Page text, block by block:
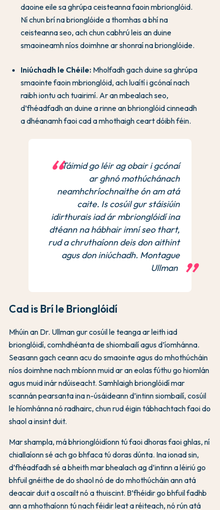
daoine eile sa ghrúpa ceisteanna faoin mbrionglóid.
Ní chun brí na brionglóide a thomhas a bhí na
ceisteanna seo, ach chun cabhrú leis an duine
smaoineamh níos doimhne ar shonraí na brionglóide.
Iniúchadh le Chéile: Mholfadh gach duine sa ghrúpa
smaointe faoin mbrionglóid, ach luaítí i gcónaí nach
raibh iontu ach tuairimí. Ar an mbealach seo,
d’fhéadfadh an duine a rinne an bhrionglóid cinneadh
a dhéanamh faoi cad a mhothaigh ceart dóibh féin.
Táimid go léir ag obair i gcónaí
ar ghnó mothúchánach
neamhchríochnaithe ón am atá
caite. Is cosúil gur stáisiúin
idirthurais iad ár mbrionglóidí ina
dtéann na hábhair imní seo thart,
rud a chruthaíonn deis don aithint
agus don iniúchadh. Montague
Ullman
Cad is Brí le Brionglóidí
Mhúin an Dr. Ullman gur cosúil le teanga ar leith iad
brionglóidí, comhdhéanta de shiombailí agus d’íomhánna.
Seasann gach ceann acu do smaointe agus do mhothúcháin
níos doimhne nach mbíonn muid ar an eolas fúthu go hiomlán
agus muid inár ndúiseacht. Samhlaigh brionglóidí mar
scannán pearsanta ina n-úsáideann d’intinn siombailí, cosúil
le híomhánna nó radhairc, chun rud éigin tábhachtach faoi do
shaol a insint duit.
Mar shampla, má bhrionglóidíonn tú faoi dhoras faoi ghlas, ní
chiallaíonn sé ach go bhfaca tú doras dúnta. Ina ionad sin,
d’fhéadfadh sé a bheith mar bhealach ag d’intinn a léiriú go
bhfuil gnéithe de do shaol nó de do mhothúcháin ann atá
deacair duit a oscailt nó a thuiscint. B’fhéidir go bhfuil fadhb
ann a mhothaíonn tú nach féidir leat a réiteach, nó rún atá